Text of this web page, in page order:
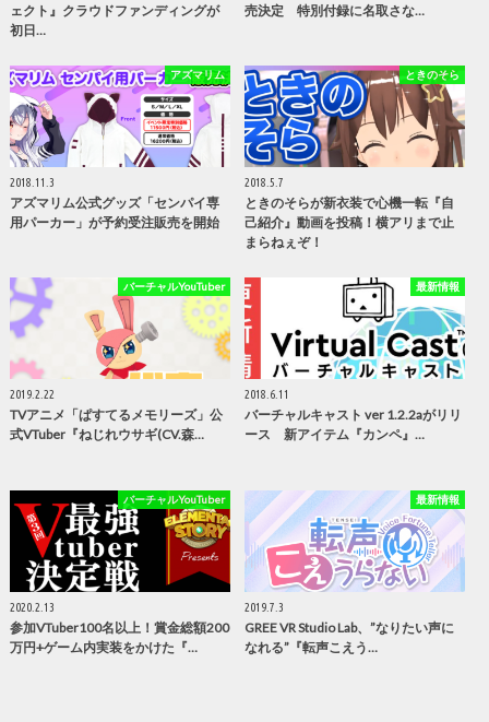
ェクト』クラウドファンディングが
初日…
売決定 特別付録に名取さな…
アズマリム
2018.11.3
アズマリム公式グッズ「センパイ専
用パーカー」が予約受注販売を開始
ときのそら
2018.5.7
ときのそらが新衣装で心機一転『自
己紹介』動画を投稿！横アリまで止
まらねぇぞ！
バーチャルYouTuber
2019.2.22
TVアニメ「ぱすてるメモリーズ」公
式VTuber『ねじれウサギ(CV.森…
最新情報
2018.6.11
バーチャルキャスト ver 1.2.2aがリリ
ース 新アイテム『カンペ』…
バーチャルYouTuber
2020.2.13
参加VTuber100名以上！賞金総額200
万円+ゲーム内実装をかけた『…
最新情報
2019.7.3
GREE VR Studio Lab、”なりたい声に
なれる”『転声こえう…